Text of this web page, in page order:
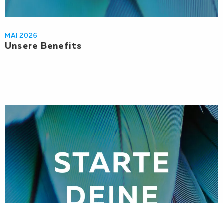
MAI 2026
Unsere Benefits